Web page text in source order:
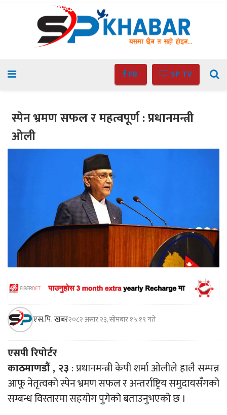
FB SP TV
स्पेन भ्रमण सफल र महत्वपूर्ण : प्रधानमन्त्री
ओली
एस.पि. खबर२०८२ असार २३, सोमबार १५:१९ गते
एसपी रिपोर्टर
काठमाणडौं , २३ : प्रधानमन्त्री केपी शर्मा ओलीले हालै सम्पन्न
आफू नेतृत्वको स्पेन भ्रमण सफल र अन्तर्राष्ट्रिय समुदायसँगको
सम्बन्ध विस्तारमा सहयोग पुगेको बताउनुभएको छ ।